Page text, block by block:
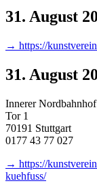
31. August
→ https://
31. August
Innerer Nordbahnhof
Tor 1
70191 Stuttgart
0177 43 77 027
→ https://
kuehfuss/